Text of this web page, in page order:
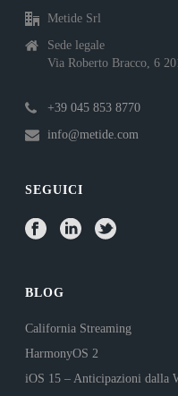
Metide Srl
Sede legale
Via Roberto Bracco, 6
+39 045 853 8770
info@metide.com
SEGUICI
BLOG
California Streaming
HarmonyOS 2
iOS 15 – Anticipazioni dalla